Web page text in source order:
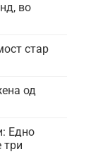
во
стар
од
Едно
три